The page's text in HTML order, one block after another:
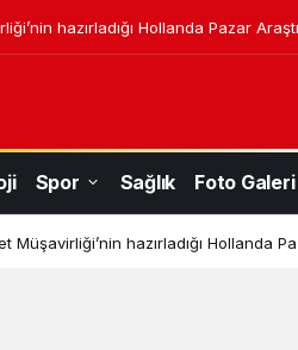
hazırladığı Hollanda Pazar
Spor Sağlık Foto Galeri
Müşavirliği’nin hazırladığı Hollanda